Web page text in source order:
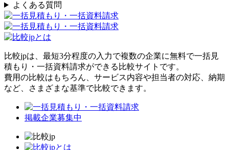
よくある質問
比較jpは、 最短3分程度の入力で複数の企業に無料で一括見
積もり・一括資料請求ができる比較サイトです。
費用の比較はもちろん、サービス内容や担当者の対応、納期
など、さまざまな基準で比較できます。
掲載企業募集中